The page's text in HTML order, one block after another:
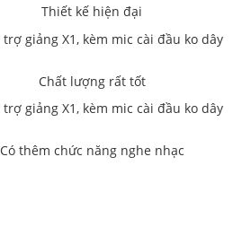
Thiết kế hiện đại
Chất lượng rất tốt
Có thêm chức năng nghe nhạc